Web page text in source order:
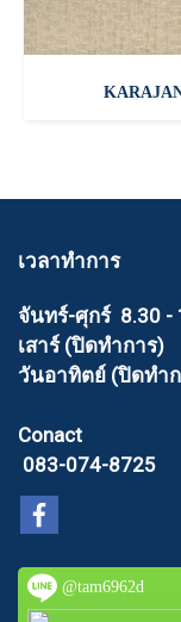
เวลาทำการ
จันทร์-ศุกร์ 8.30 -
เสาร์ (ปิดทำการ)
วันอาทิตย์ (ปิดทำ
Conact
083-074-8725
@tam6962d